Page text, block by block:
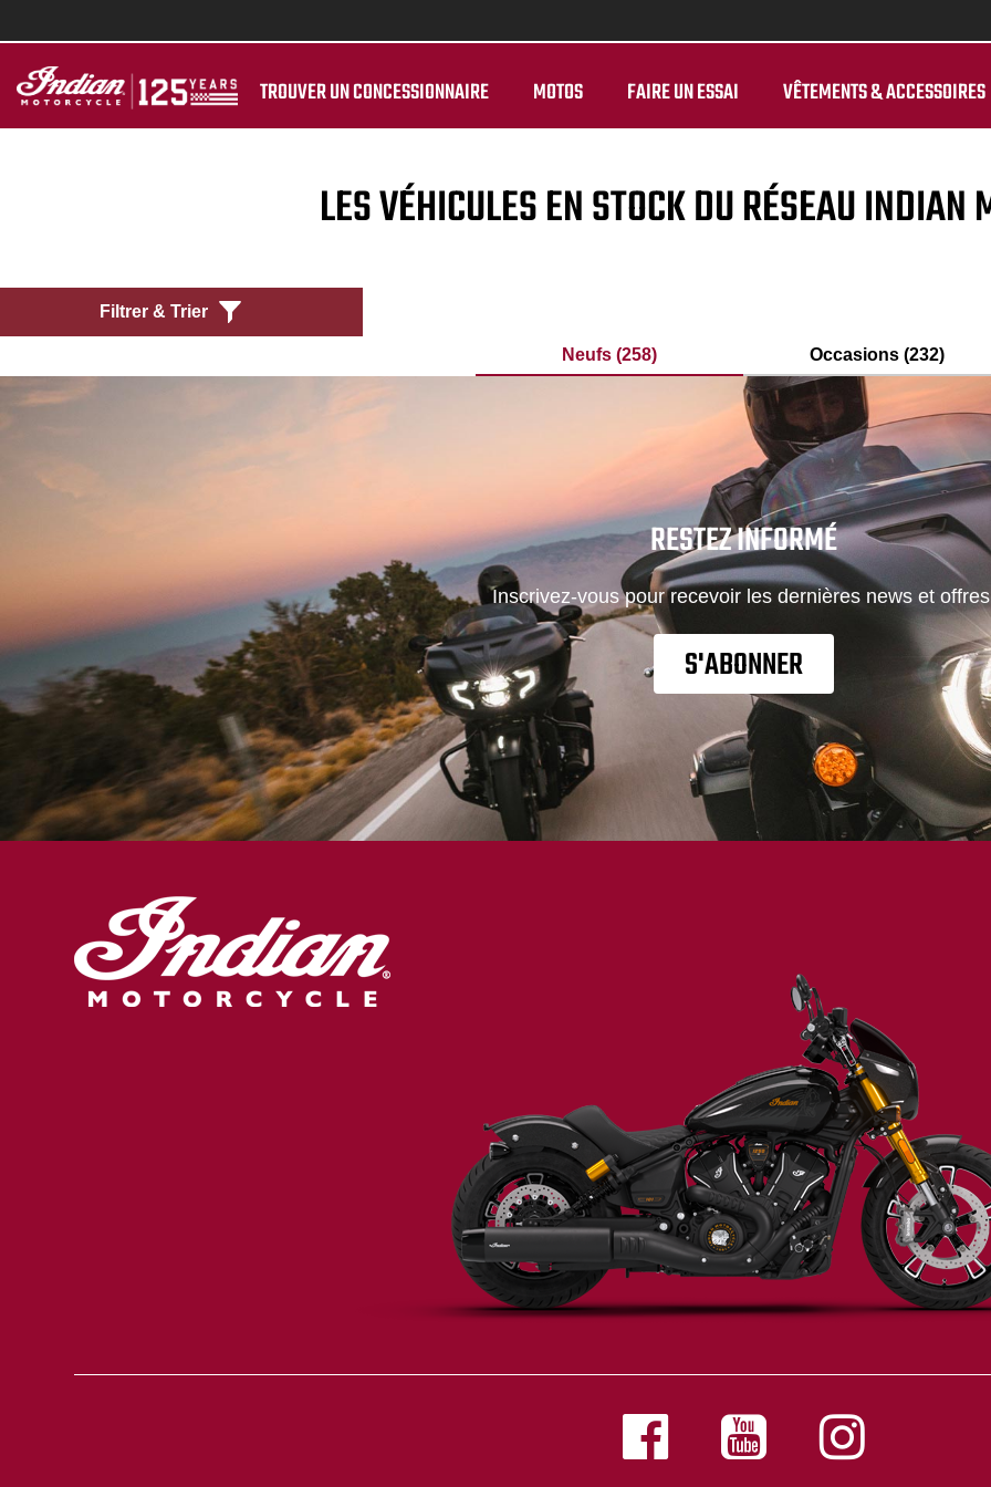
TROUVER UN CONCESSIONNAIRE MOTOS FAIRE UN ESSAI VÊTEMENTS & ACCESSOIRES
LES VÉHICULES EN STOCK DU RÉSEAU INDIAN
Filtrer & Trier
Neufs (258) Occasions (232)
RESTEZ INFORMÉ
Inscrivez-vous pour recevoir les dernières news et
S'ABONNER